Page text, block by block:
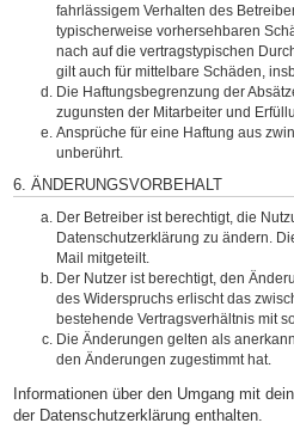
fahrlässigem Verhalten des
typischerweise vorhersehbaren
nach auf die vertragstypischen
gilt auch für mittelbare Schäden,
Die Haftungsbegrenzung der
zugunsten der Mitarbeiter und
Ansprüche für eine Haftung aus
unberührt.
6. ÄNDERUNGSVORBEHALT
Der Betreiber ist berechtigt, die
Datenschutzerklärung zu ändern.
Mail mitgeteilt.
Der Nutzer ist berechtigt, den
des Widerspruchs erlischt das
bestehende Vertragsverhältnis mit
Die Änderungen gelten als
den Änderungen zugestimmt hat.
Informationen über den Umgang mit
der Datenschutzerklärung enthalten.